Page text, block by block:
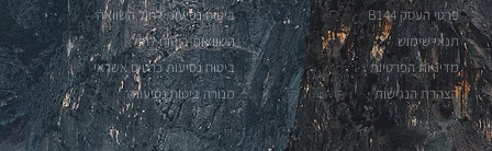
פרטי העסק B144
תנאי שימוש
מדיניות הפרטיות
הצהרת הנגישות
ביטוח נסיעות לחול השוואה
השוואות ביטוח לחול
ביטוח נסיעות כרטיס אשראי
מנורה ביטוח נסיעות